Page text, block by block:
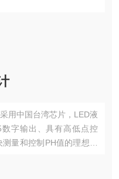
用中国台湾芯片，LED液
字输出、具有高低点控
量和控制PH值的理想仪